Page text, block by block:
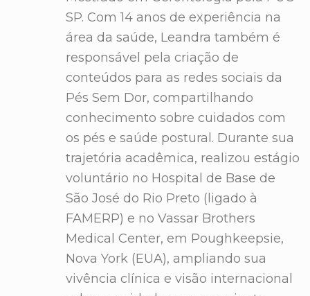
SP. Com 14 anos de experiência na
área da saúde, Leandra também é
responsável pela criação de
conteúdos para as redes sociais da
Pés Sem Dor, compartilhando
conhecimento sobre cuidados com
os pés e saúde postural. Durante sua
trajetória acadêmica, realizou estágio
voluntário no Hospital de Base de
São José do Rio Preto (ligado à
FAMERP) e no Vassar Brothers
Medical Center, em Poughkeepsie,
Nova York (EUA), ampliando sua
vivência clínica e visão internacional